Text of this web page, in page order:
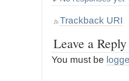
Trackback URI
Leave a Reply
You must be